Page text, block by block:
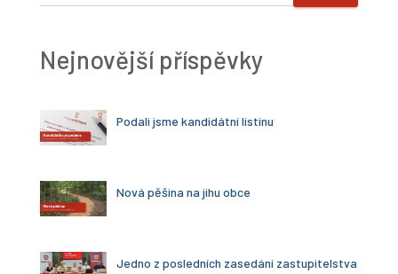
Nejnovější příspěvky
Podali jsme kandidátní listinu
Nová pěšina na jihu obce
Jedno z posledních zasedání zastupitelstva